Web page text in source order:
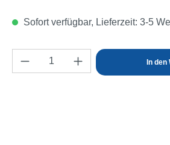
Sofort verfügbar, Lieferzeit: 3-5
Produkt Anzahl: Gib den
In den